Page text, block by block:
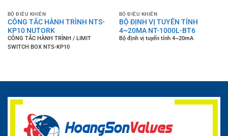
BỘ ĐIỀU KHIỂN
CÔNG TẮC HÀNH TRÌNH NTS-
KP10 NUTORK
CÔNG TẮC HÀNH TRÌNH / LIMIT
SWITCH BOX NTS-KP10
BỘ ĐIỀU KHIỂN
BỘ ĐỊNH VỊ TUYẾN TÍNH
4~20MA NT-1000L-BT6
Bộ định vị tuyến tính 4~20mA